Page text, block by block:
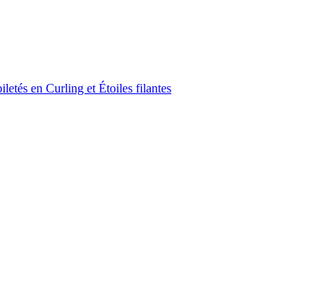
en Curling et Étoiles filantes